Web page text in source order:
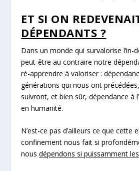
ET SI ON
DÉPENDANTS ?
Dans un monde qui survalorise l’in-
peut-être au contraire notre
ré-apprendre à valoriser :
générations qui nous ont
suivront, et bien sûr, dépendance à
en humanité.
N’est-ce pas d’ailleurs ce que cette
confinement nous fait si
nousdépendons si puissamment